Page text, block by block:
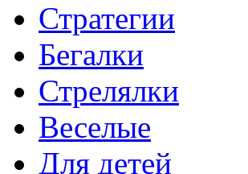
Стратегии
Бегалки
Стрелялки
Веселые
Для детей